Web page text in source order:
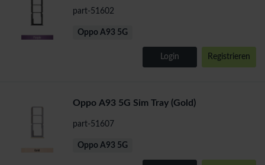
part-51602
Oppo A93 5G
Login Registrieren
Oppo A93 5G Sim Tray (Gold)
part-51607
Oppo A93 5G